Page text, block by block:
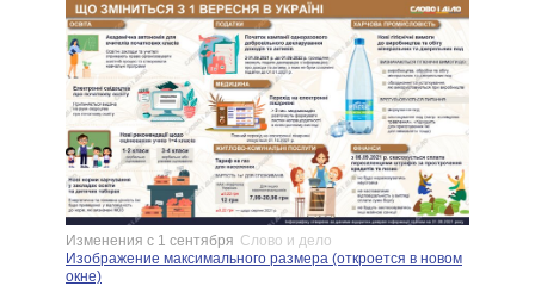
Изменения с 1 сентября Слово и дело
Изображение максимального размера (откроется в новом
окне)